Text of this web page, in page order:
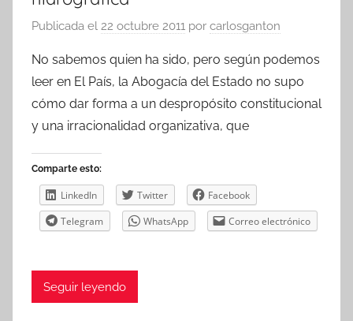
Publicada el 22 octubre 2011 por carlosganton
No sabemos quien ha sido, pero según podemos
leer en El País, la Abogacía del Estado no supo
cómo dar forma a un despropósito constitucional
y una irracionalidad organizativa, que
Comparte esto:
LinkedIn Twitter
Facebook
Telegram
WhatsApp Correo electrónico
Seguir leyendo